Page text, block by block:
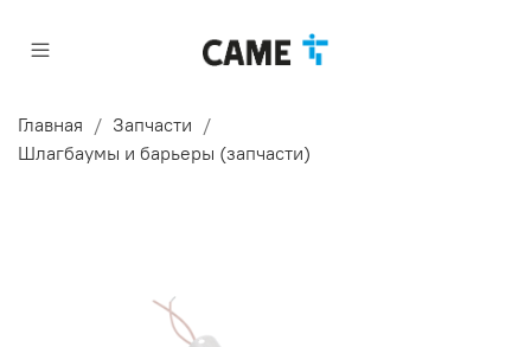
Главная
Запчасти
Шлагбаумы и барьеры (запчасти)